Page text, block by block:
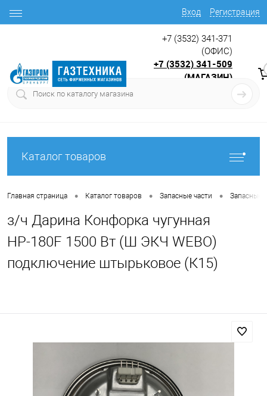
Вход Регистрация
+7 (3532) 341-371
(ОФИС)
+7 (3532) 341-509
(МАГАЗИН)
Каталог товаров
Главная страница • Каталог товаров • Запасные части • Запасные
з/ч Дарина Конфорка чугунная
НР-180F 1500 Вт (Ш ЭКЧ WEBO)
подключение штырьковое (К15)